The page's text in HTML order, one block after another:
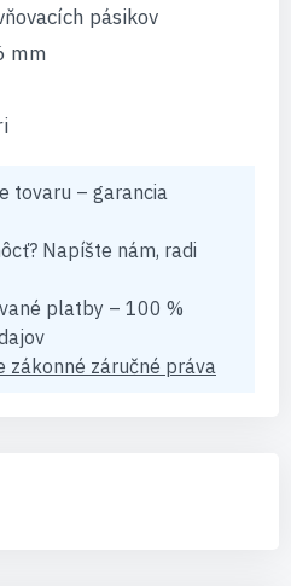
pásikov
mm
tovaru – garancia
Napíšte nám, radi
platby – 100 %
zákonné záručné práva